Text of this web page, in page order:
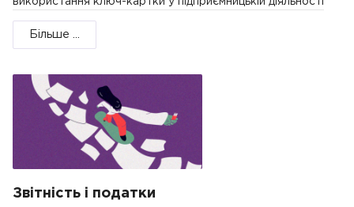
використання ключ-картки у підприємницькій діяльності
Більше ...
Звітність і податки